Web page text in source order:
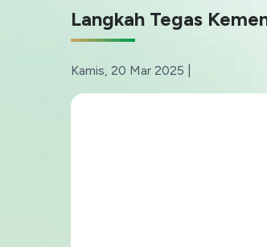
Langkah Tegas
Kamis, 20 Mar 2025